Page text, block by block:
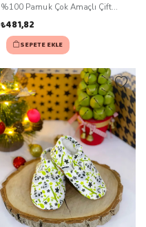
%100 Pamuk Çok Amaçlı Çift
₺481,82
SEPETE EKLE